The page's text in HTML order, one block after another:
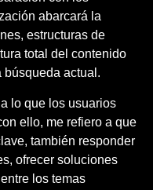
abarcará la
estructuras de
total del contenido
búsqueda actual.
lo que los usuarios
ello, me refiero a que
también responder
ofrecer soluciones
los temas